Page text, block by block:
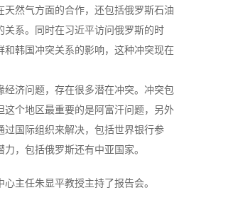
然气方面的合作，还包括俄罗斯石油
系。同时在习近平访问俄罗斯的时
韩国冲突关系的影响，这种冲突现在
济问题，存在很多潜在冲突。冲突包
个地区最重要的是阿富汗问题，另外
国际组织来解决，包括世界银行参
，包括俄罗斯还有中亚国家。
主任朱显平教授主持了报告会。